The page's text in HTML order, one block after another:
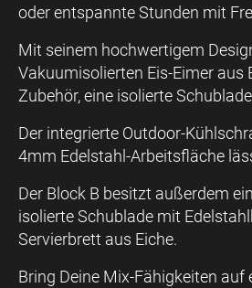
oder entspannte Stunden mit
Mit seinem hochwertigem
Vakuumisolierten Eis-Eimer aus
Zubehör, eine isolierte
Der integrierte Outdoor-
4mm Edelstahl-Arbeitsfläche
Der Block B besitzt außerdem
isolierte Schublade mit
Servierbrett aus Eiche.
Bring Deine Mix-Fähigkeiten